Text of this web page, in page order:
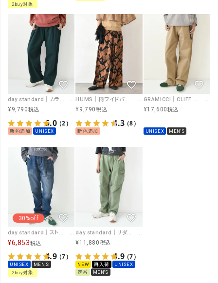
2buy対象
day standard｜カラーイージーパンツ [[day-019-AW]][D]
¥9,790税込
5.0（2）
新色追加 UNISEX
HUMS｜柄ワイドパンツ [[C-5067]][C]
¥9,790税込
4.3（8）
新色追加
GRAMICCI｜CLIFF PANT [[G5FM-P142]][D]
¥17,600税込
UNISEX MEN'S
30%off
day standard｜ストレッチベーカーパンツ [[851936]][D]
¥6,853税込
4.9（7）
UNISEX
MEN'S
2buy対象
day standard｜リダイ加工リップストップカーゴパンツ [[day-027]][D]
¥11,880税込
4.9（7）
NEW 再入荷
UNISEX
定番
MEN'S